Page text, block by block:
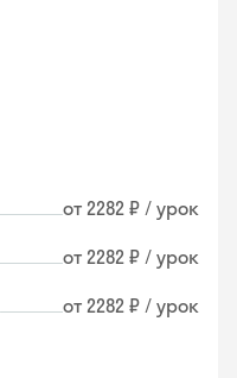
от 2282 ₽ / урок
от 2282 ₽ / урок
от 2282 ₽ / урок